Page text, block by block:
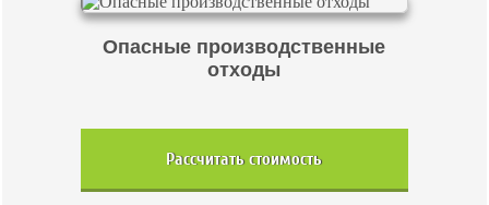
Опасные производственные
отходы
Рассчитать стоимость